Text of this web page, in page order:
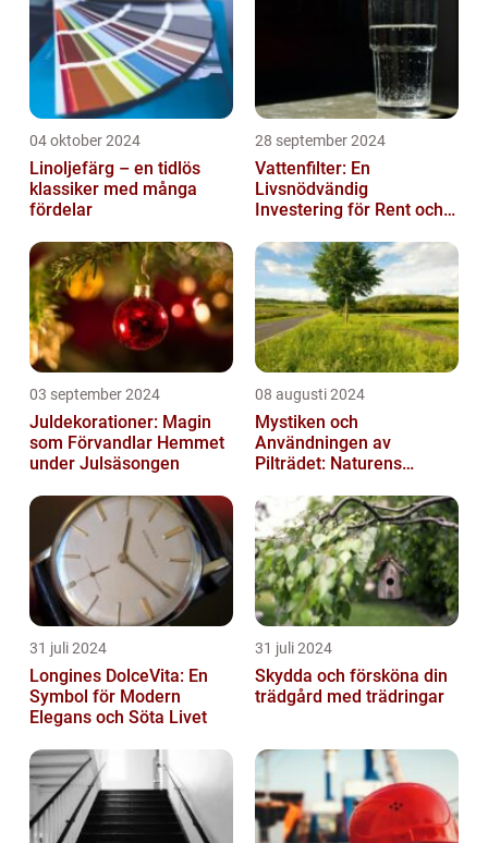
04 oktober 2024
Linoljefärg – en tidlös
klassiker med många
fördelar
28 september 2024
Vattenfilter: En
Livsnödvändig
Investering för Rent och
03 september 2024
Juldekorationer: Magin
som Förvandlar Hemmet
under Julsäsongen
08 augusti 2024
Mystiken och
Användningen av
Pilträdet: Naturens
31 juli 2024
Longines DolceVita: En
Symbol för Modern
Elegans och Söta Livet
31 juli 2024
Skydda och försköna din
trädgård med trädringar